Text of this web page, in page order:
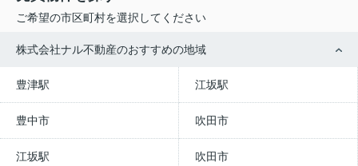
ご希望の市区町村を選択してください
株式会社ナル不動産のおすすめの地域
豊津駅 江坂駅
豊中市 吹田市
江坂駅 吹田市